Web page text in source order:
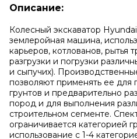
Описание:
Колесный экскаватор
землеройная машина,
карьеров, котлованов, рытья
разгрузки и погрузки
и сыпучих).
позволяют применять ее для
грунтов и предварительно
пород и для выполнения
строительном сегменте.
ограничивается категорией
использование с 1-4